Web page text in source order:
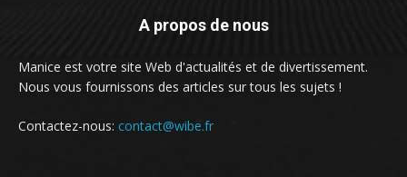
A propos de nous
Manice est votre site Web d'actualités et de divertissement.
Nous vous fournissons des articles sur tous les sujets !
Contactez-nous: contact@wibe.fr